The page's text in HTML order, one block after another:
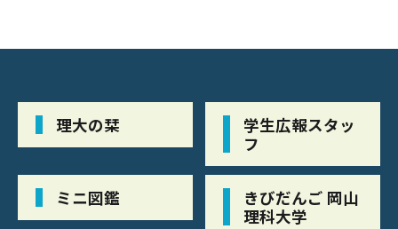
理大の栞
学生広報スタッ
フ
ミニ図鑑
きびだんご 岡山
理科大学